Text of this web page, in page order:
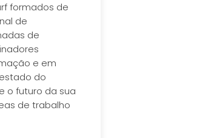
formados de
de
de
e em
do
o futuro da sua
de trabalho